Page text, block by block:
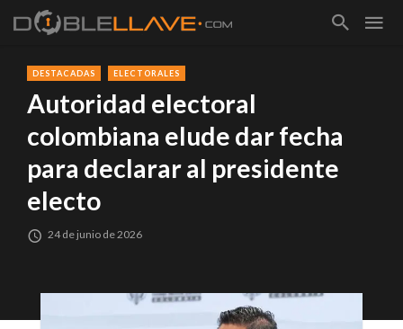
DESTACADAS ELECTORALES
Autoridad electoral
colombiana elude dar fecha
para declarar al presidente
electo
24 de junio de 2026